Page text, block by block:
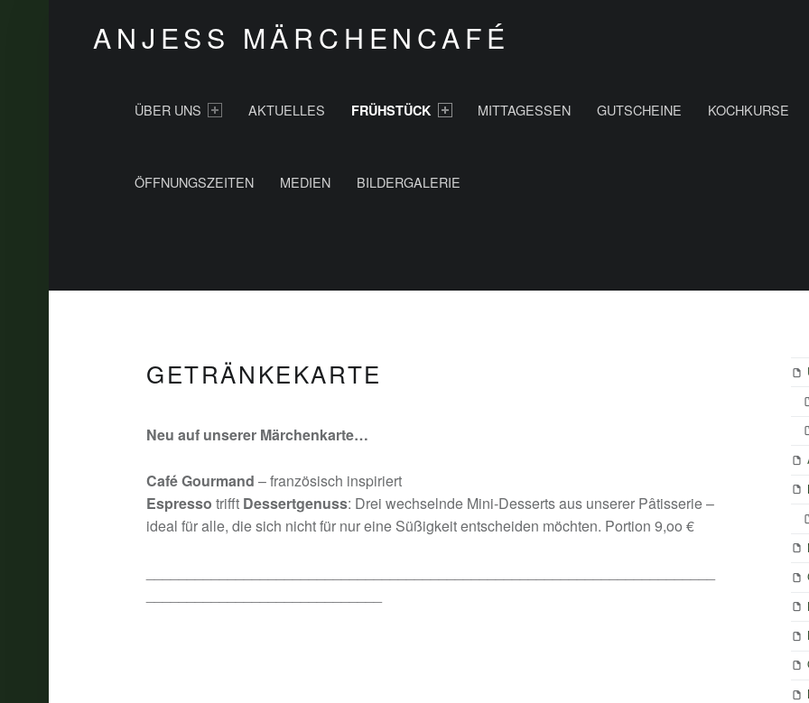
ANJESS MÄRCHENCAFÉ
ÜBER UNS AKTUELLES FRÜHSTÜCK MITTAGESSEN GUTSCHEINE KOCHKURSE
ÖFFNUNGSZEITEN MEDIEN BILDERGALERIE
GETRÄNKEKARTE
Neu auf unserer Märchenkarte…
Café Gourmand – französisch inspiriert
Espresso trifft Dessertgenuss: Drei wechselnde Mini-Desserts aus unserer Pâtisserie –
ideal für alle, die sich nicht für nur eine Süßigkeit entscheiden möchten. Portion 9,oo €